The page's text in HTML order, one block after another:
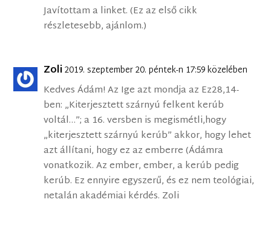
Javítottam a linket. (Ez az első cikk
részletesebb, ajánlom.)
Zoli2019. szeptember 20. péntek-n 17:59 közelében
Kedves Ádám! Az Ige azt mondja az Ez28,14-
ben: „Kiterjesztett szárnyú felkent kerúb
voltál…”; a 16. versben is megismétli,hogy
„kiterjesztett szárnyú kerúb” akkor, hogy lehet
azt állítani, hogy ez az emberre (Ádámra
vonatkozik. Az ember, ember, a kerúb pedig
kerúb. Ez ennyire egyszerű, és ez nem teológiai,
netalán akadémiai kérdés. Zoli